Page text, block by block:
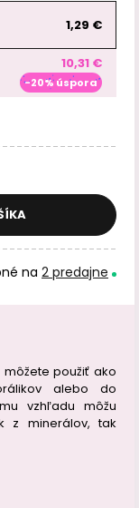
1,29 €
10,31 €
-20% úspora
na 2 predajne
použiť ako
alebo do
vzhľadu môžu
z minerálov, tak